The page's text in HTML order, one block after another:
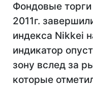
Фондовые
2011г.
индекса Nikkei
индикатор
зону вслед за
которые